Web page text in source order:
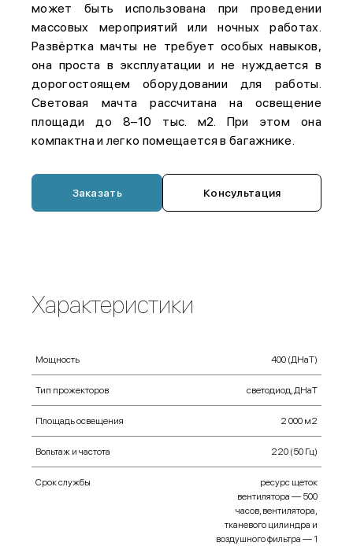
может быть использована при проведении
массовых мероприятий или ночных работах.
Развёртка мачты не требует особых навыков,
она проста в эксплуатации и не нуждается в
дорогостоящем оборудовании для работы.
Световая мачта рассчитана на освещение
площади до 8–10 тыс. м2. При этом она
компактна и легко помещается в багажнике.
Заказать Консультация
Характеристики
Мощность 400 (ДНаТ)
Тип прожекторов cветодиод, ДНаТ
Площадь освещения 2 000 м2
Вольтаж и частота 220 (50 Гц)
Срок службы
ресурс щеток
вентилятора — 500
часов, вентилятора,
тканевого цилиндра и
воздушного фильтра — 1